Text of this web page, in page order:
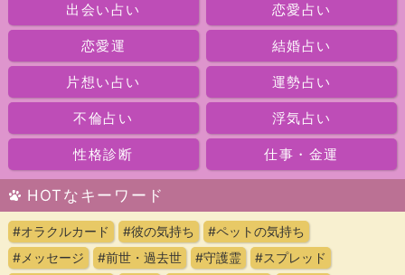
出会い占い 恋愛占い
恋愛運 結婚占い
片想い占い 運勢占い
不倫占い 浮気占い
性格診断 仕事・金運
HOTなキーワード
#オラクルカード #彼の気持ち
#ペットの気持ち
#メッセージ
#前世・過去世 #守護霊
#スプレッド